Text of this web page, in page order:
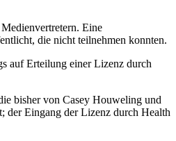
Eine
die nicht teilnehmen konnten.
auf Erteilung einer Lizenz durch
bisher von Casey Houweling und
der Eingang der Lizenz durch Health